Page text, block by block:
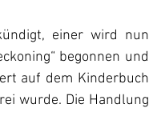
einer wird nun
begonnen und
auf dem Kinderbuch
wurde. Die Handlung